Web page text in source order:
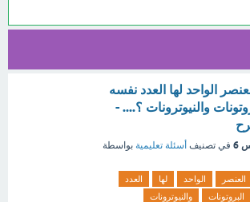
الواحد لها العدد نفسه
والنيوترونات ؟.... -
6 في تصنيف أسئلة تعليمية بواسطة
العنصر الواحد لها
العدد
البروتونات والنيوترونات